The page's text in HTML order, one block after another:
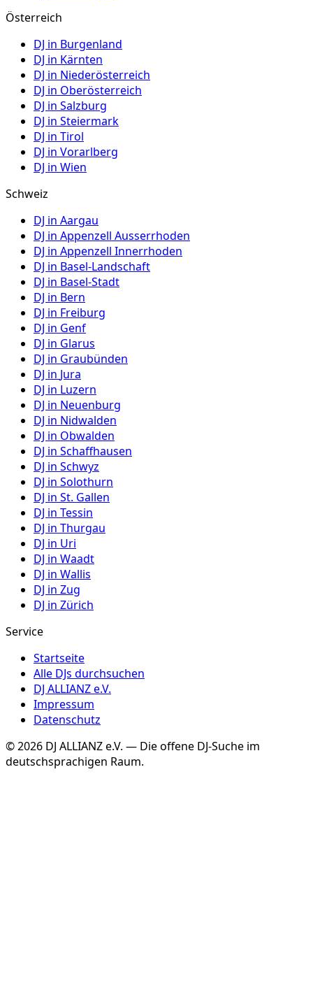
Österreich
DJ in Burgenland
DJ in Kärnten
DJ in Niederösterreich
DJ in Oberösterreich
DJ in Salzburg
DJ in Steiermark
DJ in Tirol
DJ in Vorarlberg
DJ in Wien
Schweiz
DJ in Aargau
DJ in Appenzell Ausserrhoden
DJ in Appenzell Innerrhoden
DJ in Basel-Landschaft
DJ in Basel-Stadt
DJ in Bern
DJ in Freiburg
DJ in Genf
DJ in Glarus
DJ in Graubünden
DJ in Jura
DJ in Luzern
DJ in Neuenburg
DJ in Nidwalden
DJ in Obwalden
DJ in Schaffhausen
DJ in Schwyz
DJ in Solothurn
DJ in St. Gallen
DJ in Tessin
DJ in Thurgau
DJ in Uri
DJ in Waadt
DJ in Wallis
DJ in Zug
DJ in Zürich
Service
Startseite
Alle DJs durchsuchen
DJ ALLIANZ e.V.
Impressum
Datenschutz
©2026 DJ ALLIANZ e.V. — Die offene DJ-Suche im
deutschsprachigen Raum.